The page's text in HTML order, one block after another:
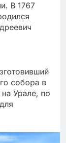
В 1767
собора в
Урале, по